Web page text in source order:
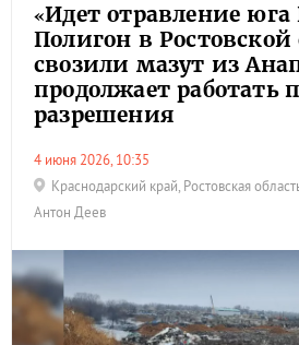
«Идет отравление юга
Полигон в Ростовской
свозили мазут из
продолжает работать
разрешения
4 июня 2026, 10:35
Краснодарский край, Ростовская
Антон Деев